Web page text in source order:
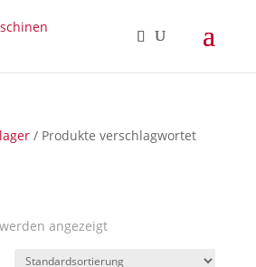
/ Produkte verschlagwortet
angezeigt